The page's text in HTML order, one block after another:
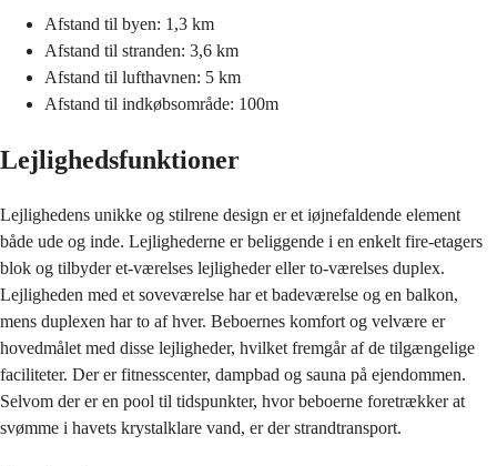
Afstand til byen: 1,3 km
Afstand til stranden: 3,6 km
Afstand til lufthavnen: 5 km
Afstand til indkøbsområde: 100m
Lejlighedsfunktioner
Lejlighedens unikke og stilrene design er et iøjnefaldende element
både ude og inde. Lejlighederne er beliggende i en enkelt fire-etagers
blok og tilbyder et-værelses lejligheder eller to-værelses duplex.
Lejligheden med et soveværelse har et badeværelse og en balkon,
mens duplexen har to af hver. Beboernes komfort og velvære er
hovedmålet med disse lejligheder, hvilket fremgår af de tilgængelige
faciliteter. Der er fitnesscenter, dampbad og sauna på ejendommen.
Selvom der er en pool til tidspunkter, hvor beboerne foretrækker at
svømme i havets krystalklare vand, er der strandtransport.